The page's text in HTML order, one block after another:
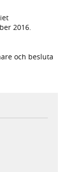
2016.
och besluta